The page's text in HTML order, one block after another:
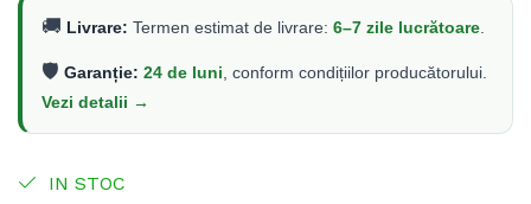
🚚 Livrare: Termen estimat de livrare: 6–7 zile lucrătoare
🛡️ Garanție: 24 de luni , conform condițiilor producătorului.
Vezi detalii →
IN STOC